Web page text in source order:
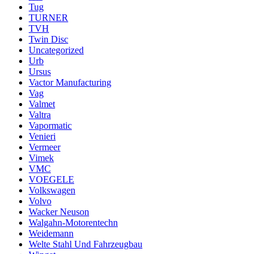
Tug
TURNER
TVH
Twin Disc
Uncategorized
Urb
Ursus
Vactor Manufacturing
Vag
Valmet
Valtra
Vapormatic
Venieri
Vermeer
Vimek
VMC
VOEGELE
Volkswagen
Volvo
Wacker Neuson
Walgahn-Motorentechn
Weidemann
Welte Stahl Und Fahrzeugbau